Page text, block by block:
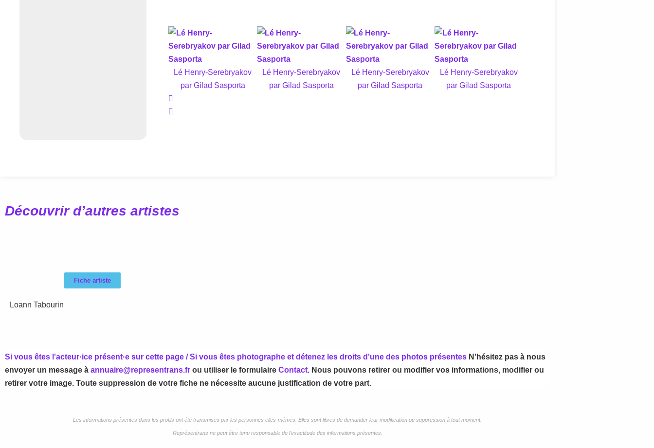
Lé Henry-Serebryakov
par Gilad Sasporta
Lé Henry-Serebryakov
par Gilad Sasporta
Lé Henry-Serebryakov
par Gilad Sasporta
Lé Henry-Serebryakov
par Gilad Sasporta
Découvrir d’autres artistes
Fiche artiste
Loann Tabourin
Si vous êtes l'acteur·ice présent·e sur cette page / Si vous êtes photographe et détenez les droits d'une des photos présentes N'hésitez pas à nous
envoyer un message à annuaire@representrans.fr ou utiliser le formulaire Contact. Nous pouvons retirer ou modifier vos informations, modifier ou
retirer votre image. Toute suppression de votre fiche ne nécessite aucune justification de votre part.
Les informations présentes dans les profils ont été transmises par les personnes elles-mêmes. Elles sont libres de demander leur modification ou suppression à tout moment.
Représentrans ne peut être tenu responsable de l’exactitude des informations présentes.